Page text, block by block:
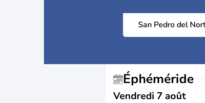
San Pedro del
Éphéméride
Vendredi 7 août